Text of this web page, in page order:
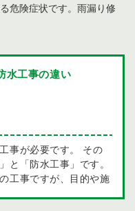
危険症状です。雨漏り修
水工事の違い
事が必要です。 その
と「防水工事」です。
工事ですが、目的や施